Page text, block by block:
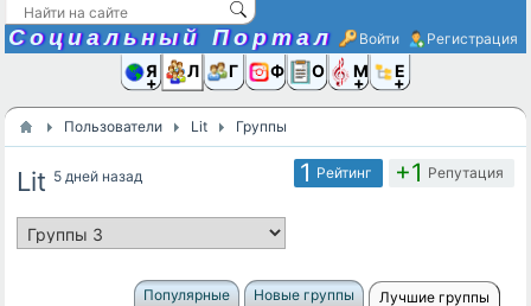
Социальный Портал Войти Регистрация
Я иЛюди
Группы
Фото Ещё
Пользователи Lit Группы
Lit 5 дней назад +1 Репутация
1 Рейтинг
Популярные Новые группы Лучшие группы